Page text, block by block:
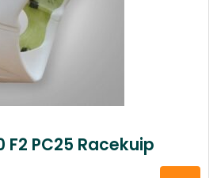
F2 PC25 Racekuip